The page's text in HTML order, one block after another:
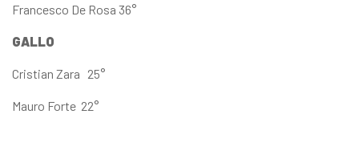
Francesco De Rosa 36°
GALLO
Cristian Zara 25°
Mauro Forte 22°